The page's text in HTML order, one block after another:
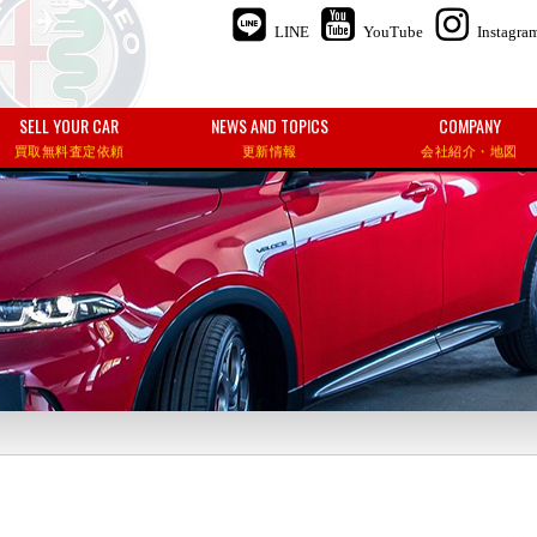
LINE YouTube
SELL YOUR CAR
買取無料査定依頼
NEWS AND TOPICS
更新情報
COMPANY
会社紹介・地図